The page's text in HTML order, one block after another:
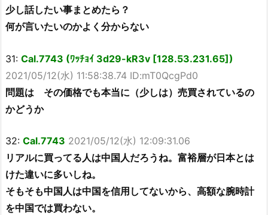
少し話したい事まとめたら？
何が言いたいのかよく分からない
31: Cal.7743 (ﾜｯﾁｮｲ 3d29-kR3v [128.53.231.65])
2021/05/12(水) 11:58:38.74 ID:mT0QcgPd0
問題は その価格でも本当に（少しは）売買されているの
かどうか
32: Cal.7743 2021/05/12(水) 12:09:31.06
リアルに買ってる人は中国人だろうね。富裕層が日本とは
けた違いに多いしね。
そもそも中国人は中国を信用してないから、高額な腕時計
を中国では買わない。